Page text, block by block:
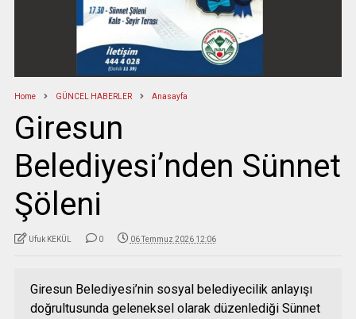
Home GÜNCEL HABERLER Anasayfa
Giresun
Belediyesi’nden Sünnet
Şöleni
Ufuk KEKÜL 0 06 Temmuz 2026 12:06
Giresun Belediyesi’nin sosyal belediyecilik anlayışı
doğrultusunda geleneksel olarak düzenlediği Sünnet